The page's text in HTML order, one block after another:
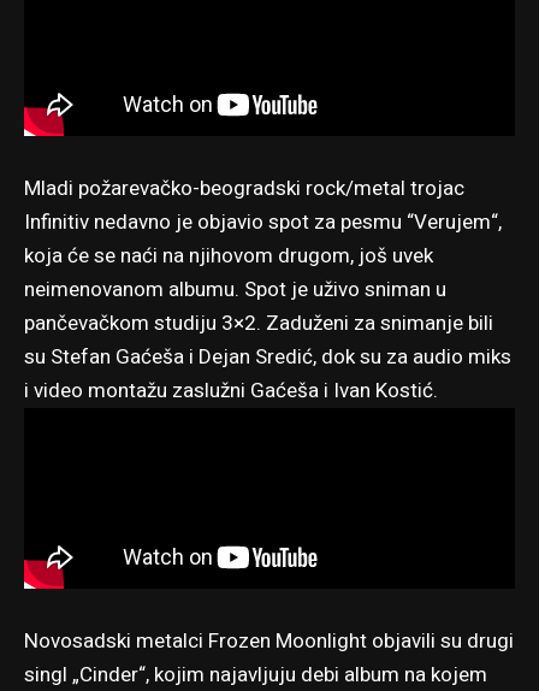
Mladi požarevačko-beogradski rock/metal trojac
Infinitiv nedavno je objavio spot za pesmu “Verujem“,
koja će se naći na njihovom drugom, još uvek
neimenovanom albumu. Spot je uživo sniman u
pančevačkom studiju 3×2. Zaduženi za snimanje bili
su Stefan Gaćeša i Dejan Sredić, dok su za audio miks
i video montažu zaslužni Gaćeša i Ivan Kostić.
Novosadski metalci Frozen Moonlight objavili su drugi
singl „Cinder“, kojim najavljuju debi album na kojem